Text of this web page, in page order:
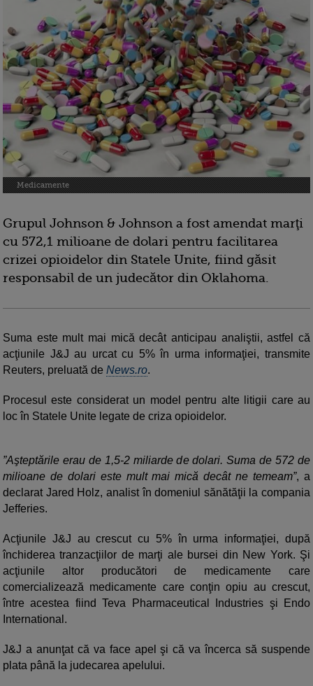
Medicamente
Grupul Johnson & Johnson a fost amendat marţi
cu 572,1 milioane de dolari pentru facilitarea
crizei opioidelor din Statele Unite, fiind găsit
responsabil de un judecător din Oklahoma.
Suma este mult mai mică decât anticipau analiştii, astfel că
acţiunile J&J au urcat cu 5% în urma informaţiei, transmite
Reuters, preluată de News.ro.
Procesul este considerat un model pentru alte litigii care au
loc în Statele Unite legate de criza opioidelor.
”Aşteptările erau de 1,5-2 miliarde de dolari. Suma de 572 de
milioane de dolari este mult mai mică decât ne temeam”, a
declarat Jared Holz, analist în domeniul sănătăţii la compania
Jefferies.
Acţiunile J&J au crescut cu 5% în urma informaţiei, după
închiderea tranzacţiilor de marţi ale bursei din New York. Şi
acţiunile altor producători de medicamente care
comercializează medicamente care conţin opiu au crescut,
între acestea fiind Teva Pharmaceutical Industries şi Endo
International.
J&J a anunţat că va face apel şi că va încerca să suspende
plata până la judecarea apelului.